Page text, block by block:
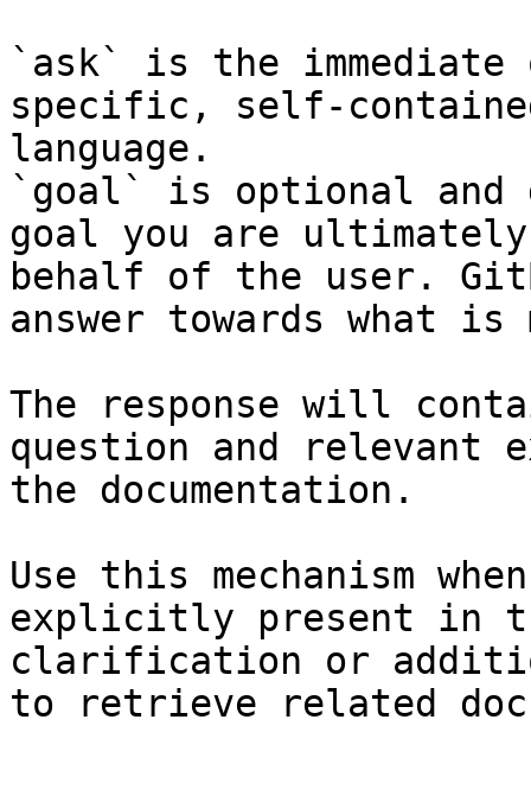
`ask` is the
specific, self-
language.
`goal` is optional and
goal you are
behalf of the user.
answer towards what
The response will
question and relevant
the documentation.
Use this mechanism
explicitly present in
clarification or